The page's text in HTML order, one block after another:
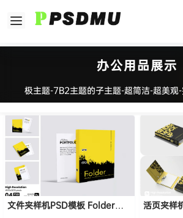
办公用品展示
极主题-7B2主题的子主题-超简洁-超美观
文件夹样机PSD模板 Folder
活页夹样